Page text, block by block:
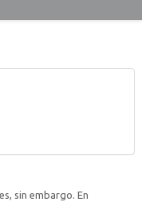
sin embargo. En